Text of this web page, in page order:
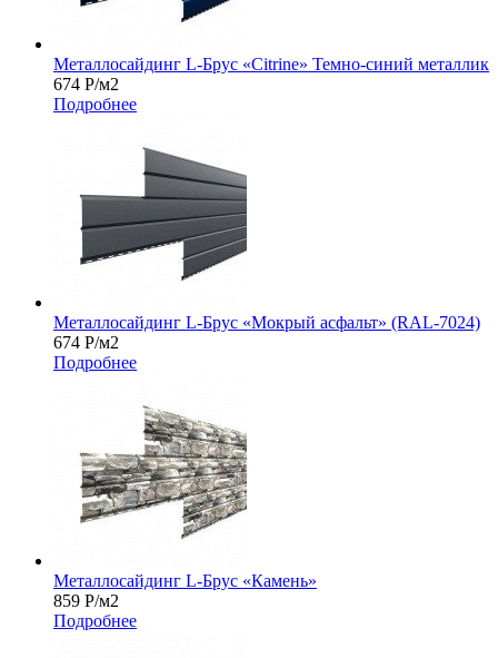
Металлосайдинг L-Брус «Citrine» Темно-синий металлик
674 Р/м2
Подробнее
Металлосайдинг L-Брус «Мокрый асфальт» (RAL-7024)
674 Р/м2
Подробнее
Металлосайдинг L-Брус «Камень»
859 Р/м2
Подробнее